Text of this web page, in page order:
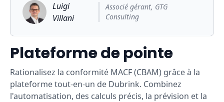
Luigi
Villani
Associé gérant, GTG
Consulting
Plateforme de pointe
Rationalisez la conformité MACF (CBAM) grâce à la
plateforme tout-en-un de Dubrink. Combinez
l'automatisation, des calculs précis, la prévision et la